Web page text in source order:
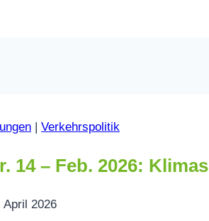
Verkehrspolitik
14 – Feb. 2026:
April 2026